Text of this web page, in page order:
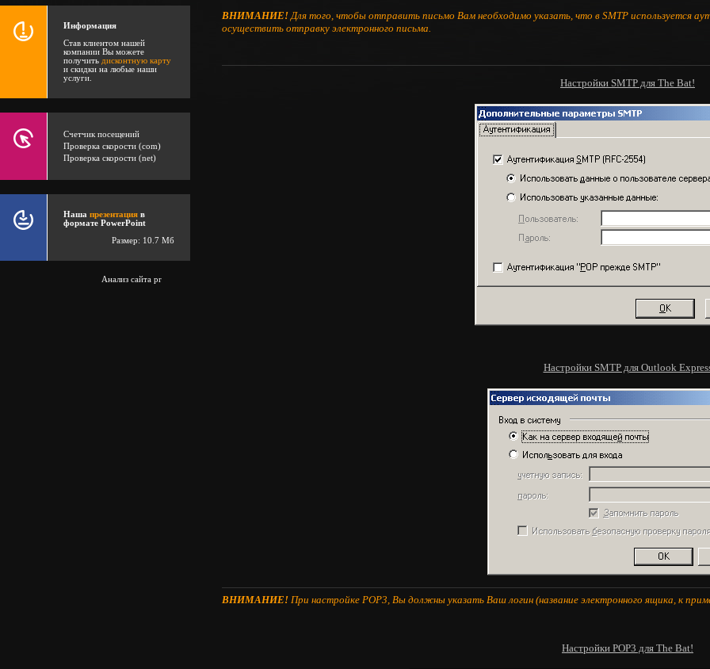
Информация
Став клиентом нашей
компании Вы можете
получить дисконтную карту
и скидки на любые наши
услуги.
Счетчик посещений
Проверка скорости (com)
Проверка скорости (net)
Наша презентация в
формате PowerPoint
Размер: 10.7 Мб
ВНИМАНИЕ! Для того, чтобы отправить письмо Вам необходимо указать, что в SMTP используется
осуществить отправку электронного письма.
Настройки SMTP для The Bat!
Настройки SMTP для Outlook
ВНИМАНИЕ! При настройке POP3, Вы должны указать Ваш логин (название электронного ящика, к
Настройки POP3 для The Bat!